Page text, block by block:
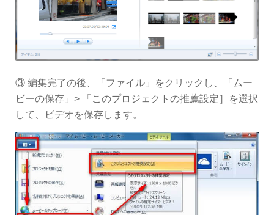
③ 編集完了の後、「ファイル」をクリックし、「ムー
ビーの保存」> 「このプロジェクトの推薦設定］を選択
して、ビデオを保存します。